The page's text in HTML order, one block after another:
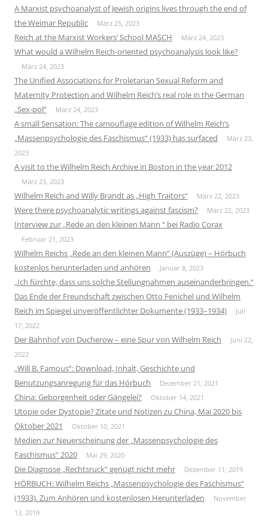
A Marxist psychoanalyst of Jewish origins lives through the end of
the Weimar Republic
März 25, 2023
Reich at the Marxist Workers‘ School MASCH März 24, 2023
What would a Wilhelm Reich-oriented psychoanalysis look like?
März 24, 2023
The Unified Associations for Proletarian Sexual Reform and
Maternity Protection and Wilhelm Reich’s real role in the German
„Sex-pol“
März 24, 2023
A small Sensation: The camouflage edition of Wilhelm Reich’s
„Massenpsychologie des Faschismus“ (1933) has surfaced
März 23,
2023
A visit to the Wilhelm Reich Archive in Boston in the year 2012
März 23, 2023
Wilhelm Reich and Willy Brandt as „High Traitors“ März 22, 2023
Were there psychoanalytic writings against fascism? März 22, 2023
Interview zur „Rede an den kleinen Mann “ bei Radio Corax
Februar 21, 2023
Wilhelm Reichs „Rede an den kleinen Mann“ (Auszüge) – Hörbuch
kostenlos herunterladen und anhören
Januar 8, 2023
„Ich fürchte, dass uns solche Stellungnahmen auseinanderbringen.“
Das Ende der Freundschaft zwischen Otto Fenichel und Wilhelm
Reich im Spiegel unveröffentlichter Dokumente (1933–1934)
Juli
17, 2022
Der Bahnhof von Ducherow – eine Spur von Wilhelm Reich
Juni 22,
2022
„Will B. Famous“: Download, Inhalt, Geschichte und
Benutzungsanregung für das Hörbuch
Dezember 21, 2021
China: Geborgenheit oder Gängelei? Oktober 14, 2021
Utopie oder Dystopie? Zitate und Notizen zu China, Mai 2020 bis
Oktober 2021
Oktober 10, 2021
Medien zur Neuerscheinung der „Massenpsychologie des
Faschismus“ 2020
Mai 29, 2020
Die Diagnose „Rechtsruck“ genügt nicht mehr Dezember 11, 2019
HÖRBUCH: Wilhelm Reichs „Massenpsychologie des Faschismus“
(1933). Zum Anhören und kostenlosen Herunterladen
November
13, 2019